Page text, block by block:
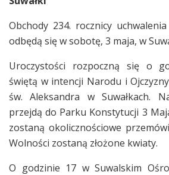
Obchody 234. rocznicy
odbędą się w sobotę, 3 maja, w
Uroczystości rozpoczną się o
świętą w intencji Narodu i
św. Aleksandra w Suwałkach.
przejdą do Parku Konstytucji 3
zostaną okolicznościowe
Wolności zostaną złożone kwiaty.
O godzinie 17 w Suwalskim